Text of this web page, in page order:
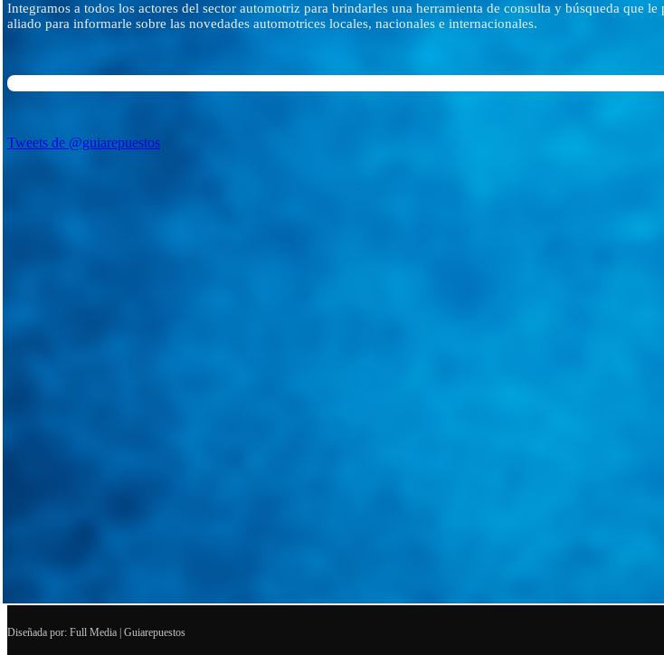
Integramos a todos los actores del sector automotriz para brindarles una herramienta de consulta y búsqueda que
aliado para informarle sobre las novedades automotrices locales, nacionales e internacionales.
Tweets de @guiarepuestos
Diseñada por: Full Media | Guiarepuestos